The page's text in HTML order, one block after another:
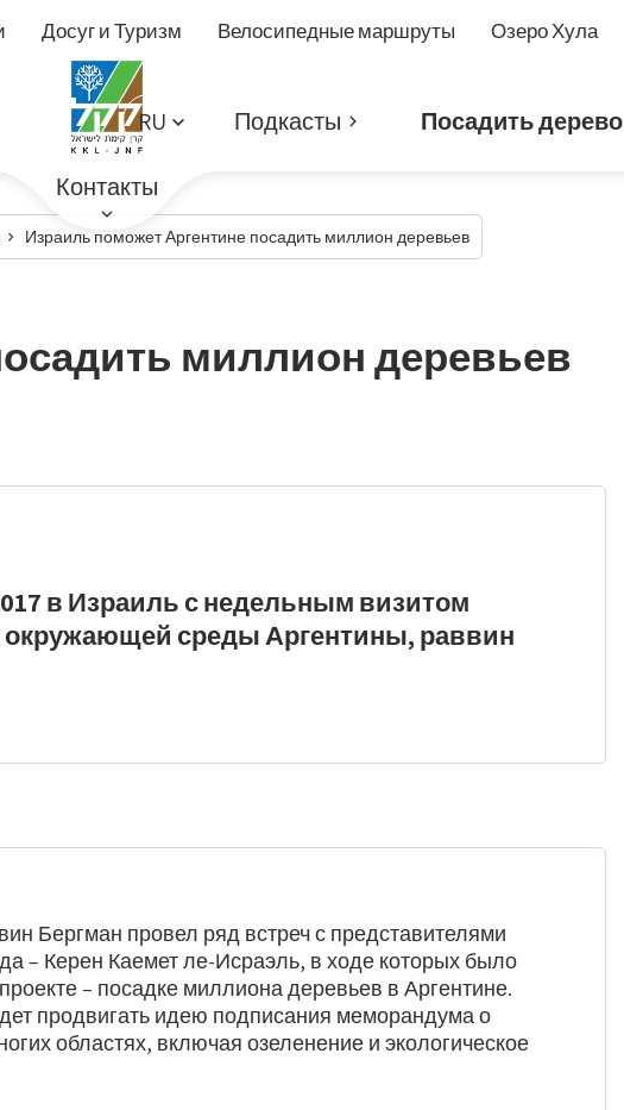
Досуг и Туризм Велосипедные маршруты Озеро Хула
Контакты
RU Подкасты Посадить дерево
Израиль поможет Аргентине посадить миллион деревьев
миллион деревьев
в Израиль с недельным визитом
среды Аргентины, раввин
Бергман провел ряд встреч с представителями
– Керен Каемет ле-Исраэль, в ходе которых было
– посадке миллиона деревьев в Аргентине.
продвигать идею подписания меморандума о
областях, включая озеленение и экологическое